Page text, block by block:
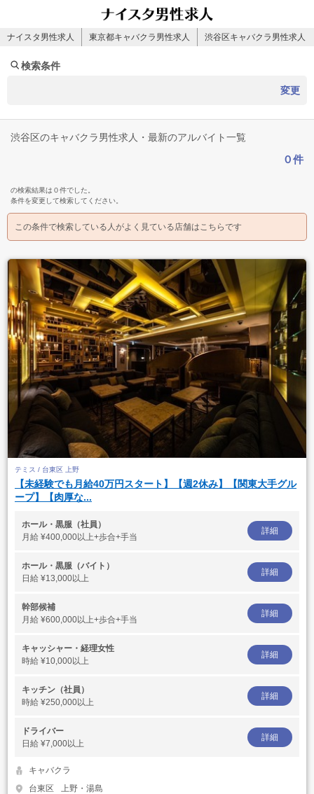
ナイスタ男性求人 東京都キャバクラ男性求人 渋谷区キャバクラ男性求人
検索条件
変更
渋谷区のキャバクラ男性求人・最新のアルバイト一覧
０件
の検索結果は０件でした。
条件を変更して検索してください。
この条件で検索している人がよく見ている店舗はこちらです
テミス / 台東区 上野
【未経験でも月給40万円スタート】【週2休み】【関東大手グル
ープ】【肉厚な...
ホール・黒服（社員）
月給 ¥400,000以上+歩合+手当
詳細
ホール・黒服（バイト）
日給 ¥13,000以上
詳細
幹部候補
月給 ¥600,000以上+歩合+手当
詳細
キャッシャー・経理女性
時給 ¥10,000以上
詳細
キッチン（社員）
時給 ¥250,000以上
詳細
ドライバー
日給 ¥7,000以上
詳細
キャバクラ
台東区
上野・湯島